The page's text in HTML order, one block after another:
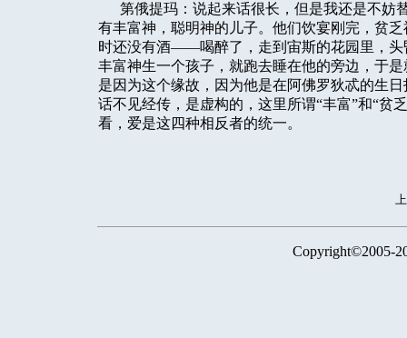
第俄提玛：说起来话很长，但是我还是不妨
有丰富神，聪明神的儿子。他们饮宴刚完，贫
时还没有酒——喝醉了，走到宙斯的花园里，头
丰富神生一个孩子，就跑去睡在他的旁边，于
是因为这个缘故，因为他是在阿佛罗狄忒的生
话不见经传，是虚构的，这里所谓“丰富”和“贫
看，爱是这四种相反者的统一。
Copyright©2005-